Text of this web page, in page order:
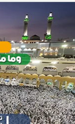
ما
يجب
معرفته
قبل
العمرة